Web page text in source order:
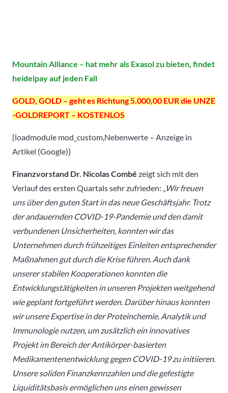
Mountain Alliance – hat mehr als Exasol zu bieten, findet
heidelpay auf jeden Fall
GOLD, GOLD – geht es Richtung 5.000,00 EUR die UNZE
-GOLDREPORT – KOSTENLOS
{loadmodule mod_custom,Nebenwerte – Anzeige in
Artikel (Google)}
Finanzvorstand Dr. Nicolas Combé zeigt sich mit den
Verlauf des ersten Quartals sehr zufrieden: „Wir freuen
uns über den guten Start in das neue Geschäftsjahr. Trotz
der andauernden COVID-19-Pandemie und den damit
verbundenen Unsicherheiten, konnten wir das
Unternehmen durch frühzeitiges Einleiten entsprechender
Maßnahmen gut durch die Krise führen. Auch dank
unserer stabilen Kooperationen konnten die
Entwicklungstätigkeiten in unseren Projekten weitgehend
wie geplant fortgeführt werden. Darüber hinaus konnten
wir unsere Expertise in der Proteinchemie, Analytik und
Immunologie nutzen, um zusätzlich ein innovatives
Projekt im Bereich der Antikörper-basierten
Medikamentenentwicklung gegen COVID-19 zu initiieren.
Unsere soliden Finanzkennzahlen und die gefestigte
Liquiditätsbasis ermöglichen uns einen gewissen